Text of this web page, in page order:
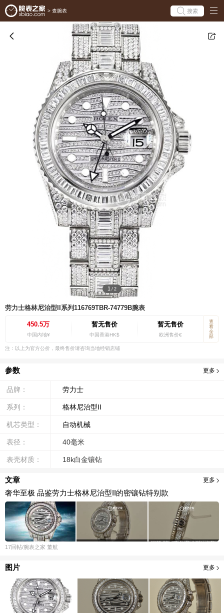
> 查腕表 搜索
1 / 2
劳力士格林尼治型II系列116769TBR-74779B腕表
450.5万
中国内地¥
暂无售价
中国香港HK$
暂无售价
欧洲售价€
查
看
全
部
注：以上为官方公价，最终售价请咨询当地经销店铺
参数 更多
品牌： 劳力士
系列： 格林尼治型II
机芯类型： 自动机械
表径： 40毫米
表壳材质： 18k白金镶钻
文章 更多
奢华至极 品鉴劳力士格林尼治型II的密镶钻特别款
17回帖/腕表之家 董航
图片 更多